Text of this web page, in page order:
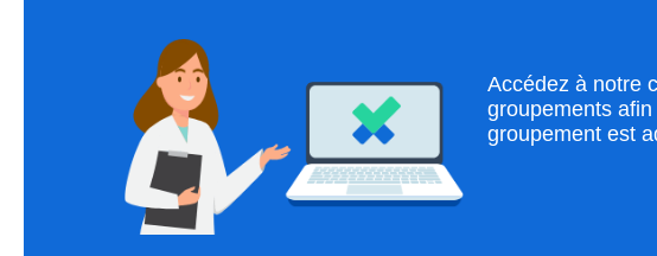
Accédez à notre
groupements
groupement est